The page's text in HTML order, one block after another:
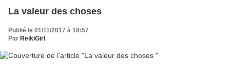
La valeur des choses
Publié le 01/11/2017 à 18:57
Par ReikiGirl